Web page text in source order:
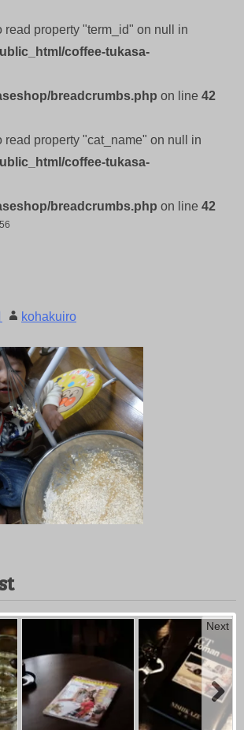
read property "term_id" on null in
coffee-tukasa-
breadcrumbs.php on line 42
read property "cat_name" on null in
coffee-tukasa-
breadcrumbs.php on line 42
kohakuiro
Next